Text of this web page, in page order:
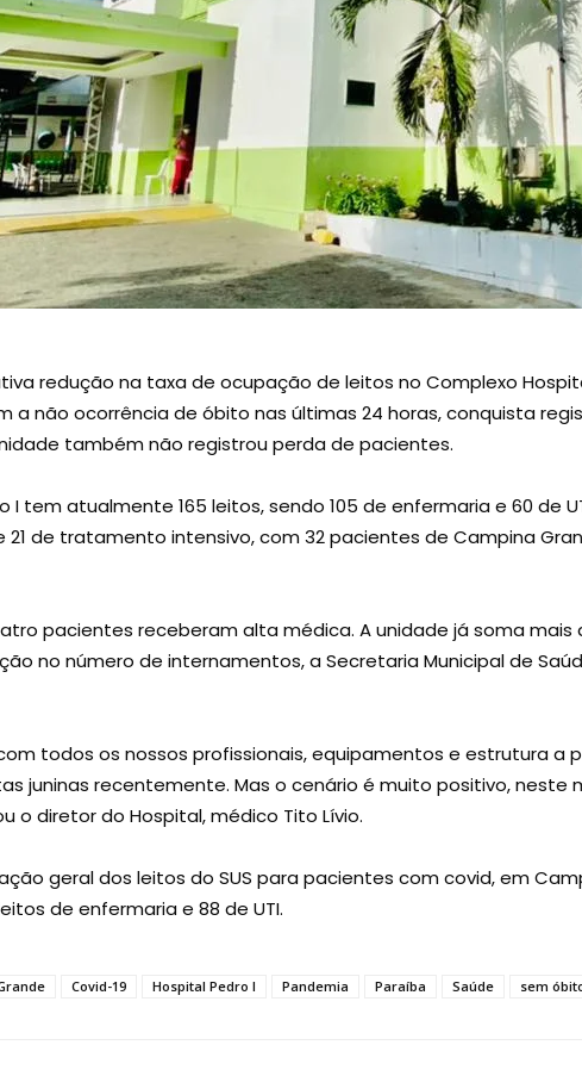
redução na taxa de ocupação de leitos no Complexo
a não ocorrência de óbito nas últimas 24 horas, conquista
também não registrou perda de pacientes.
I tem atualmente 165 leitos, sendo 105 de enfermaria e 60 de
21 de tratamento intensivo, com 32 pacientes de Campina
pacientes receberam alta médica. A unidade já soma
no número de internamentos, a Secretaria Municipal de
todos os nossos profissionais, equipamentos e estrutura
juninas recentemente. Mas o cenário é muito positivo,
o diretor do Hospital, médico Tito Lívio.
geral dos leitos do SUS para pacientes com covid, em
de enfermaria e 88 de UTI.
Covid-19 Hospital Pedro I Pandemia Paraíba Saúde sem